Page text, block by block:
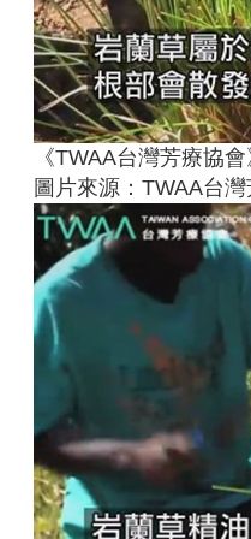
《TWAA台灣芳療協
圖片來源：TWAA台